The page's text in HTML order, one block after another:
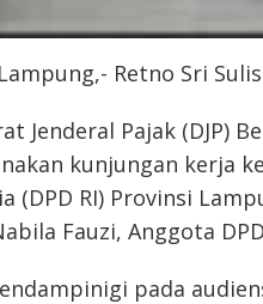
Retno Sri
Jenderal Pajak (DJP)
kunjungan kerja
(DPD RI) Provinsi
Fauzi, Anggota
pada